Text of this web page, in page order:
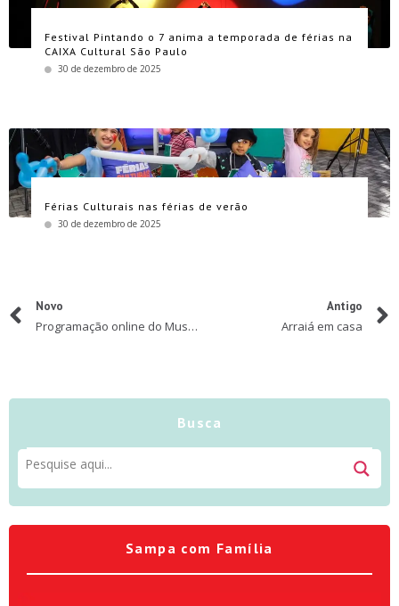
Festival Pintando o 7 anima a temporada de férias na
CAIXA Cultural São Paulo
30 de dezembro de 2025
Férias Culturais nas férias de verão
30 de dezembro de 2025
Novo
Programação online do Museu da Imaginação
Antigo
Arraiá em casa
Busca
Sampa com Família